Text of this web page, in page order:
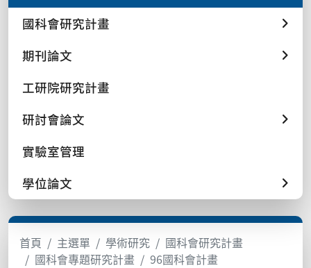
國科會研究計畫
期刊論文
工研院研究計畫
研討會論文
實驗室管理
學位論文
首頁 主選單 學術研究
國科會研究計畫
國科會專題研究計畫
96國科會計畫